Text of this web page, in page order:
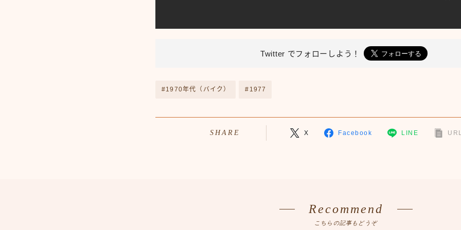
Twitter でフォローしよう！
#1970年代（バイク） #1977
SHARE X Facebook LINE
Recommend
こちらの記事もどうぞ